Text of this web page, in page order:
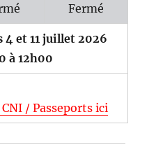
Fermé
4 et 11 juillet 2026
à 12h00
/ Passeports ici